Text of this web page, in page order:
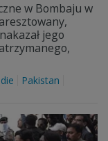
w Bombaju w
jego
Pakistan